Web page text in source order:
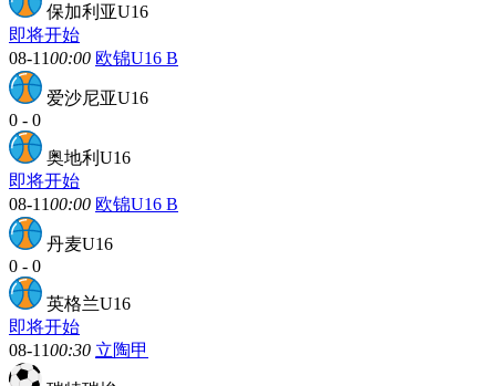
保加利亚U16
即将开始
08-1100:00 欧锦U16 B
爱沙尼亚U16
0 - 0
奥地利U16
即将开始
08-1100:00 欧锦U16 B
丹麦U16
0 - 0
英格兰U16
即将开始
08-1100:30 立陶甲